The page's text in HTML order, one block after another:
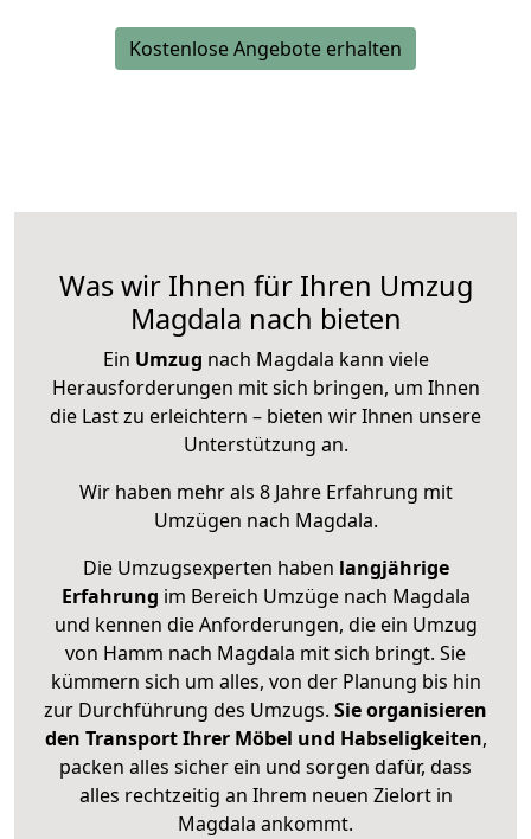
Kostenlose Angebote erhalten
Was wir Ihnen für Ihren Umzug
Magdala nach bieten
Ein Umzug nach Magdala kann viele
Herausforderungen mit sich bringen, um Ihnen
die Last zu erleichtern – bieten wir Ihnen unsere
Unterstützung an.
Wir haben mehr als 8 Jahre Erfahrung mit
Umzügen nach Magdala.
Die Umzugsexperten haben langjährige
Erfahrung im Bereich Umzüge nach Magdala
und kennen die Anforderungen, die ein Umzug
von Hamm nach Magdala mit sich bringt. Sie
kümmern sich um alles, von der Planung bis hin
zur Durchführung des Umzugs. Sie organisieren
den Transport Ihrer Möbel und Habseligkeiten,
packen alles sicher ein und sorgen dafür, dass
alles rechtzeitig an Ihrem neuen Zielort in
Magdala ankommt.